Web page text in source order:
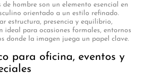
de hombre son un elemento esencial en
orientado a un estilo refinado.
estructura, presencia y equilibrio,
ideal para ocasiones formales, entornos
donde la imagen juega un papel clave.
para oficina, eventos y